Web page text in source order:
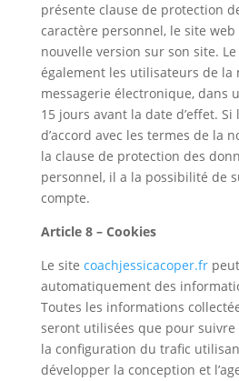
présente clause de protection
caractère personnel, le site web
nouvelle version sur son site.
également les utilisateurs de la
messagerie électronique, dans
15 jours avant la date d’effet. Si
d’accord avec les termes de la
la clause de protection des
personnel, il a la possibilité de
compte.
Article 8 – Cookies
Le site coachjessicacoper.fr
automatiquement des
Toutes les informations
seront utilisées que pour suivre
la configuration du trafic
développer la conception et